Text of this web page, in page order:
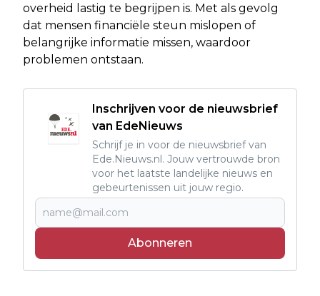
overheid lastig te begrijpen is. Met als gevolg
dat mensen financiële steun mislopen of
belangrijke informatie missen, waardoor
problemen ontstaan.
Inschrijven voor de nieuwsbrief
van EdeNieuws
Schrijf je in voor de nieuwsbrief van
Ede.Nieuws.nl. Jouw vertrouwde bron
voor het laatste landelijke nieuws en
gebeurtenissen uit jouw regio.
Abonneren